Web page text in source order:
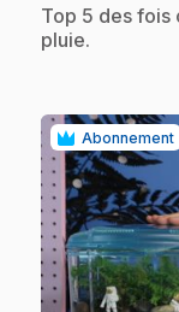
.Top 5 des fois
pluie.
Abonnement